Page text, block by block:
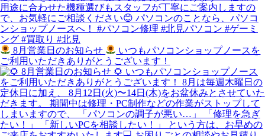
8月営業日のお知らせ
いつもパソコンショップノースを
ご利用いただきありがとうございます！